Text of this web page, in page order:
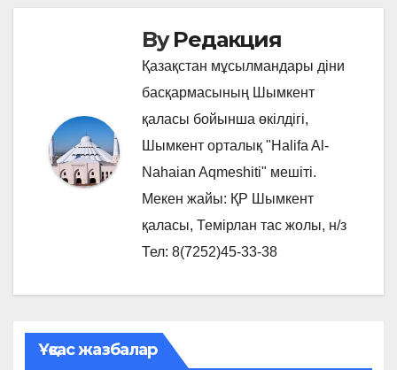
ByРедакция
Қазақстан мұсылмандары діни
басқармасының Шымкент
қаласы бойынша өкілдігі,
Шымкент орталық "Halifa Al-
Nahaian Aqmeshiti" мешіті.
Мекен жайы: ҚР Шымкент
қаласы, Темірлан тас жолы, н/з
Тел: 8(7252)45-33-38
Ұқсас жазбалар